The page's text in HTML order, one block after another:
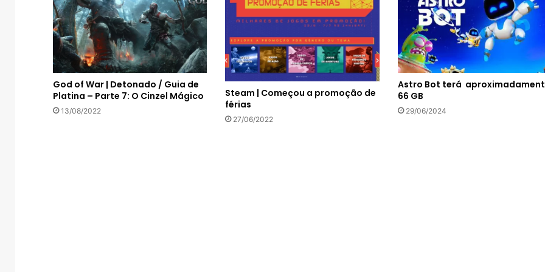
God of War | Detonado / Guia de
Platina – Parte 7: O Cinzel Mágico
13/08/2022
Steam | Começou a promoção de
férias
27/06/2022
Astro Bot terá
66 GB
29/06/2024